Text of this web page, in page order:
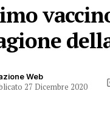
Web
27 Dicembre 2020